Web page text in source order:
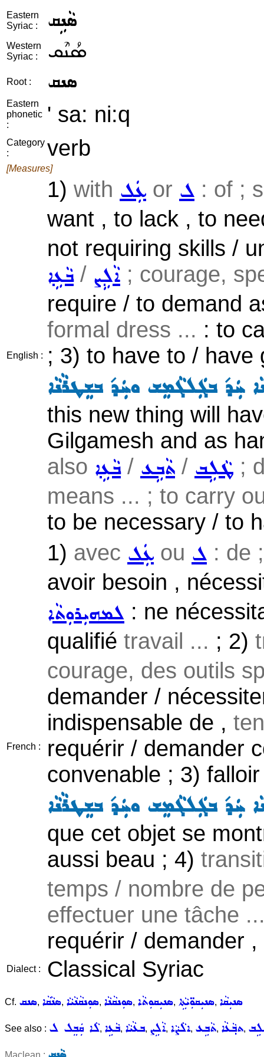
Eastern
Syriac :
ܣܵܢܹܩ
Western
Syriac :
ܣܳܢܶܩ
Root : ܣܢܩ
Eastern
phonetic
:
' sa: ni:q
Category
:
verb
[Measures]
English :
1) with ܥܲܠ or ܠ : of ;
want , to lack , to
not requiring skills /
ܒܵܥܹܐ/ ܐܵܠܹܨ ; courage,
require / to demand
formal dress ... : to
; 3) to have to /
ܚܲܕ݇ ܒܓܲܠܓܵܡܸܫ ܘܚܲܕ݇ ܒܫܸܛܪܵܢܵܐ
this new thing will
Gilgamesh and as
also ܒܵܥܹܐ/ ܬܵܒܹܥ / ܛܵܠܹܒ ;
means ... ; to carry
to be necessary / to
French :
1) avec ܥܲܠ ou ܠ : de
avoir besoin ,
ܠܡܗܝܼܪܘܼܬܵܐ : ne
qualifié travail ... ; 2)
courage, des outils
demander /
indispensable de ,
requérir / demander
convenable ; 3)
ܚܲܕ݇ ܒܓܲܠܓܵܡܸܫ ܘܚܲܕ݇ ܒܫܸܛܪܵܢܵܐ
que cet objet se
aussi beau ; 4)
temps / nombre de
effectuer une tâche
requérir / demander
Dialect : Classical Syriac
Cf. ܣܢܩ, ܣܢܵܩܵܐ, ܣܘܼܢܩܵܢܵܝܵܐ, ܣܘܼܢܩܵܢܵܐ, ܣܢܝܼܩܘܼܬܵܐ, ܣܢܝܼܩܘܼ̈ܝܵܬܹܐ, ܣܢܝܼܩܵܐ
See also : ܠܵܐ ܩܲܒܸܠ ܠ, ܒܵܥܹܐ, ܒܥܵܝܵܐ, ܐܵܠܹܨ, ܐܠܵܨܵܐ, ܬܵܒܹܥ, ܬܒ݂ܵܥܵܐ,
Maclean :